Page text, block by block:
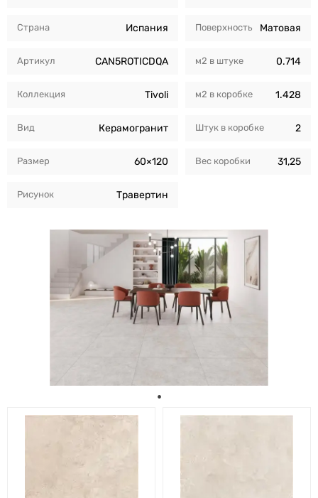
Страна Испания
Артикул CAN5ROTICDQA
Коллекция Tivoli
Вид Керамогранит
Размер 60×120
Рисунок Травертин
Поверхность Матовая
м2 в штуке 0.714
м2 в коробкe 1.428
Штук в коробкe 2
Вес коробки 31,25